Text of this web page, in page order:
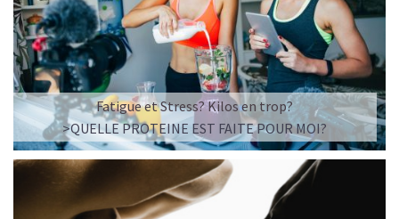
Fatigue et Stress? Kilos en trop?
>QUELLE PROTEINE EST FAITE POUR MOI?